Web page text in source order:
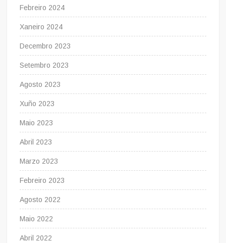
Febreiro 2024
Xaneiro 2024
Decembro 2023
Setembro 2023
Agosto 2023
Xuño 2023
Maio 2023
Abril 2023
Marzo 2023
Febreiro 2023
Agosto 2022
Maio 2022
Abril 2022